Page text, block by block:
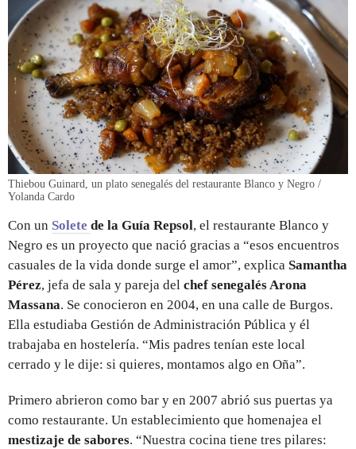
Thiebou Guinard, un plato senegalés del restaurante Blanco y Negro /
Yolanda Cardo
Con un Solete de la Guía Repsol, el restaurante Blanco y
Negro es un proyecto que nació gracias a “esos encuentros
casuales de la vida donde surge el amor”, explica Samantha
Pérez, jefa de sala y pareja del chef senegalés Arona
Massana. Se conocieron en 2004, en una calle de Burgos.
Ella estudiaba Gestión de Administración Pública y él
trabajaba en hostelería. “Mis padres tenían este local
cerrado y le dije: si quieres, montamos algo en Oña”.
Primero abrieron como bar y en 2007 abrió sus puertas ya
como restaurante. Un establecimiento que homenajea el
mestizaje de sabores. “Nuestra cocina tiene tres pilares: